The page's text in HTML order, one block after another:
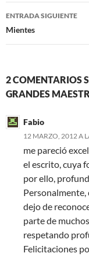
entradas
ENTRADA SIGUIENTE
Mientes
2 COMENTARIOS
GRANDES
Fabio
12 MARZO, 2012 A
me pareció
el escrito, cuya
por ello,
Personalmente,
dejo de
parte de
respetando
Felicitaciones